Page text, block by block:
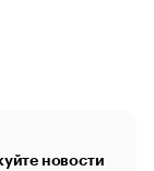
новости